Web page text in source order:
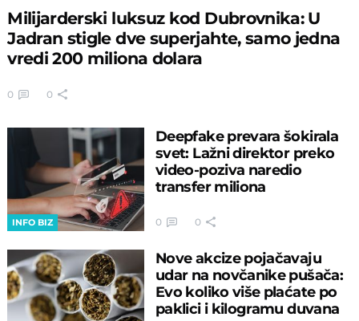
Milijarderski luksuz kod Dubrovnika: U
Jadran stigle dve superjahte, samo jedna
vredi 200 miliona dolara
0 0
INFO BIZ
Deepfake prevara šokirala
svet: Lažni direktor preko
video-poziva naredio
transfer miliona
0 0
Nove akcize pojačavaju
udar na novčanike pušača:
Evo koliko više plaćate po
paklici i kilogramu duvana